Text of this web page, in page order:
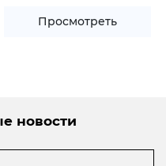
Просмотреть
новости